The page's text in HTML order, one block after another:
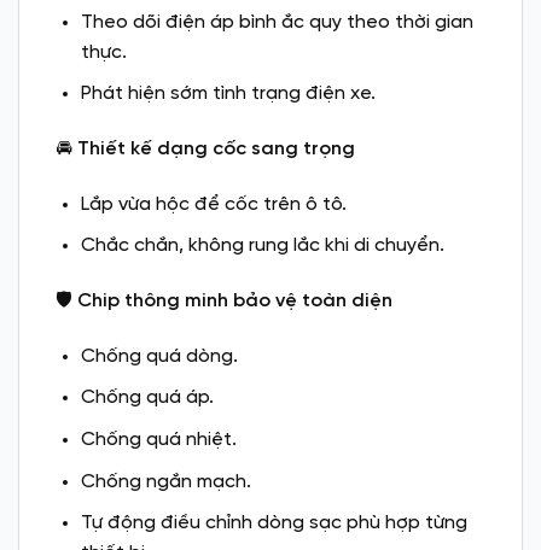
Theo dõi điện áp bình ắc quy theo thời gian
thực.
Phát hiện sớm tình trạng điện xe.
🚘 Thiết kế dạng cốc sang trọng
Lắp vừa hộc để cốc trên ô tô.
Chắc chắn, không rung lắc khi di chuyển.
🛡️ Chip thông minh bảo vệ toàn diện
Chống quá dòng.
Chống quá áp.
Chống quá nhiệt.
Chống ngắn mạch.
Tự động điều chỉnh dòng sạc phù hợp từng